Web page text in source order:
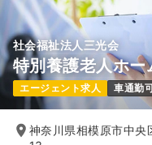
社会福祉法人三光会
特別養護老人ホー
エージェント求人 車通勤
神奈川県相模原市中央